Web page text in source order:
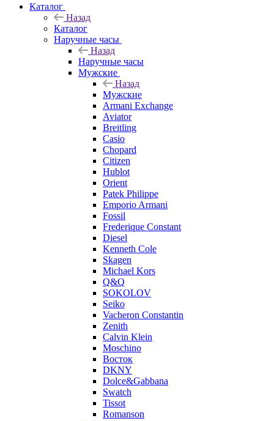
Каталог
Назад
Каталог
Наручные часы
Назад
Наручные часы
Мужские
Назад
Мужские
Armani Exchange
Aviator
Breitling
Casio
Chopard
Citizen
Hublot
Orient
Patek Philippe
Emporio Armani
Fossil
Frederique Constant
Diesel
Kenneth Cole
Skagen
Michael Kors
Q&Q
SOKOLOV
Seiko
Vacheron Constantin
Zenith
Calvin Klein
Moschino
Восток
DKNY
Dolce&Gabbana
Swatch
Tissot
Romanson